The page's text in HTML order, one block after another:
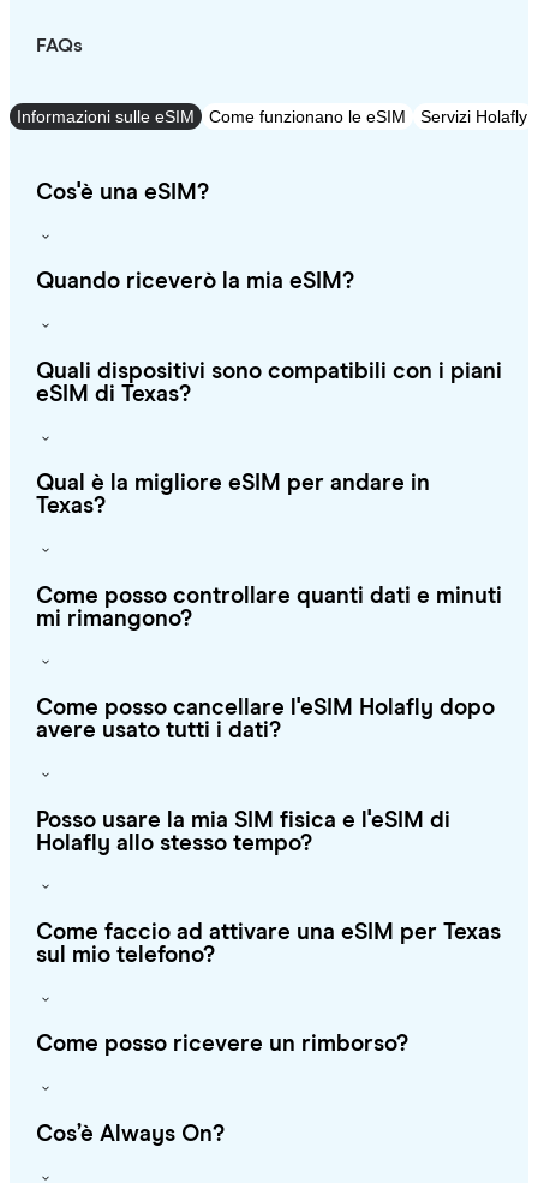
FAQs
Informazioni sulle eSIM Come funzionano le eSIM Servizi Holafly
Cos'è una eSIM?
Quando riceverò la mia eSIM?
Quali dispositivi sono compatibili con i piani
eSIM di Texas?
Qual è la migliore eSIM per andare in
Texas?
Come posso controllare quanti dati e minuti
mi rimangono?
Come posso cancellare l'eSIM Holafly dopo
avere usato tutti i dati?
Posso usare la mia SIM fisica e l'eSIM di
Holafly allo stesso tempo?
Come faccio ad attivare una eSIM per Texas
sul mio telefono?
Come posso ricevere un rimborso?
Cos’è Always On?